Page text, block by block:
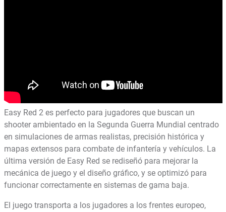
Easy Red 2 es perfecto para jugadores que buscan un
shooter ambientado en la Segunda Guerra Mundial centrado
en simulaciones de armas realistas, precisión histórica y
mapas extensos para combate de infantería y vehículos. La
última versión de Easy Red se rediseñó para mejorar la
mecánica de juego y el diseño gráfico, y se optimizó para
funcionar correctamente en sistemas de gama baja.
El juego transporta a los jugadores a los frentes europeo,